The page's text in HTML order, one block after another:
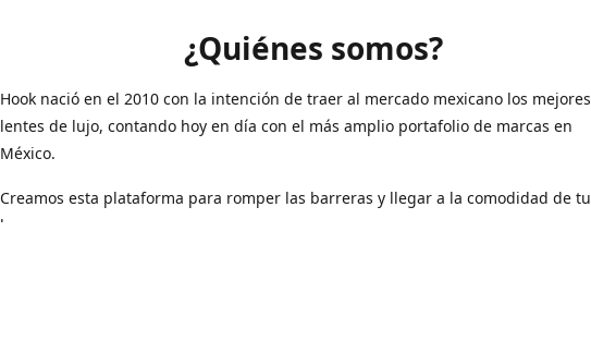
¿Quiénes somos?
Hook nació en el 2010 con la intención de traer al mercado mexicano los mejores
lentes de lujo, contando hoy en día con el más amplio portafolio de marcas en
México.
Creamos esta plataforma para romper las barreras y llegar a la comodidad de tu
hogar.